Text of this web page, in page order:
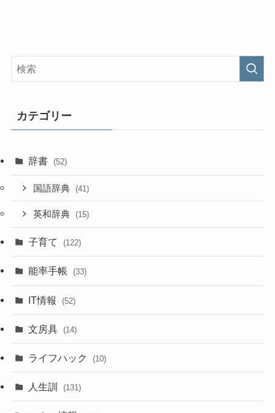
カテゴリー
辞書 (52)
国語辞典 (41)
英和辞典 (15)
子育て (122)
能率手帳 (33)
IT情報 (52)
文房具 (14)
ライフハック (10)
人生訓 (131)